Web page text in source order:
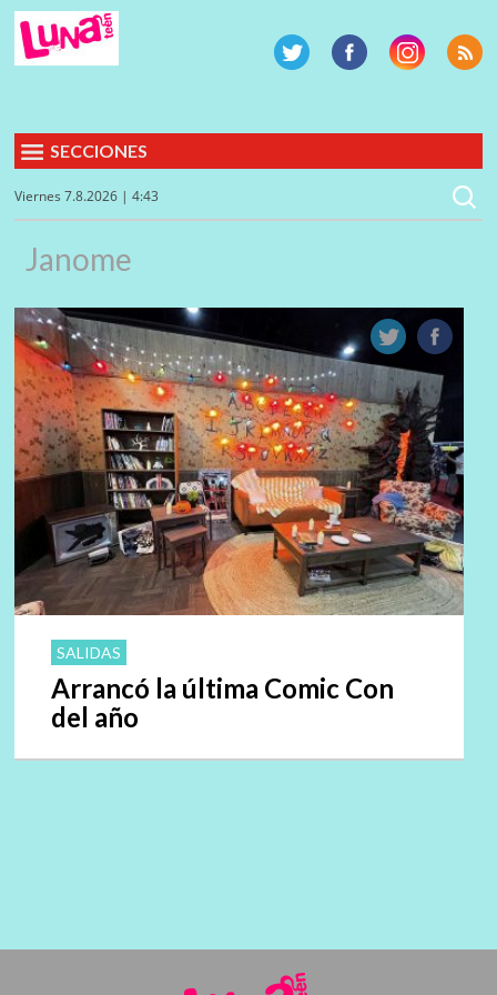
SECCIONES
Viernes 7.8.2026 | 4:43
Janome
SALIDAS
Arrancó la última Comic Con
del año